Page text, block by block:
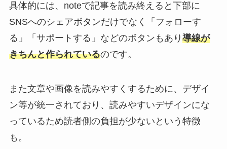
具体的には、noteで記事を読み終えると下部に
SNSへのシェアボタンだけでなく「フォローす
る」「サポートする」などのボタンもあり 導線が
きちんと作られているのです。
また文章や画像を読みやすくするために、デザイ
ン等が統一されており、読みやすいデザインにな
っているため読者側の負担が少ないという特徴
も。